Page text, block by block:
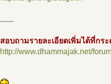
.......
สอบถามรายละเอียดเพิ่มได้ที่กร
http://www.dhammajak.net/